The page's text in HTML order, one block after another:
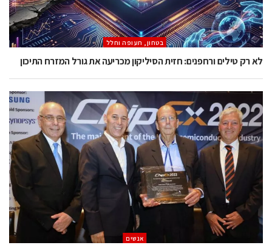
בטחון, תעופה וחלל
לא רק טילים ורחפנים: חזית הסיליקון מכריעה את גורל המזרח התיכון
אנשים